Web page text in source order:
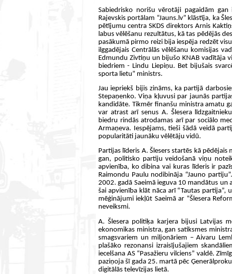
Sabiedrisko norišu vērotāji pagaidām
Rajevskis portālam “Jauns.lv” klāstīja, ka
pētījumu centra SKDS direktors Arnis
labus vēlēšanu rezultātus, kā tas pēdējās
pasākumā pirmo reizi bija iespēja redzēt
ilggadējais Centrālās vēlēšanu komisijas
Edmundu Zivtiņu un bijušo KNAB vadītāja
biedriem - Lindu Liepiņu. Bet bijušais
sporta lietu” ministrs.
Jau iepriekš bijis zināms, ka partijā
Stepaņenko. Viņa kļuvusi par jaunās
kandidāte. Tikmēr finanšu ministra amatu
var atrast arī senus A. Šlesera
biedru rindās atrodamas arī par sociālo
Armaņeva. Iespējams, tieši šādā veidā
popularitāti jaunāku vēlētāju vidū.
Partijas līderis A. Šlesers startēs kā pēdējais
gan, politisko partiju veidošanā viņu
apvienība, ko dibina vai kuras līderis ir
Raimondu Paulu nodibināja “Jauno
2002. gadā Saeimā ieguva 10 mandātus un
šai apvienība klāt nāca arī “Tautas partija”,
mēģinājumi iekļūt Saeimā ar “Šlesera
neveiksmi.
A. Šlesera politiķa karjera bijusi Latvijas
ekonomikas ministra, gan satiksmes
smagsvariem un miljonāriem – Aivaru
plašāko rezonansi izraisījušajiem
iecelšana AS “Pasažieru vilciens” valdē.
paziņoja šī gada 25. martā pēc
digitālās televīzijas lietā.